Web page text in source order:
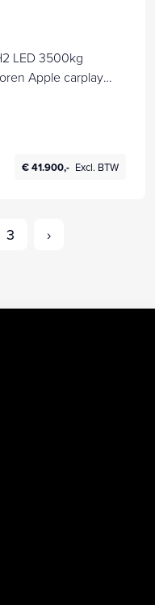
LED 3500kg
Apple carplay
€ 41.900,- Excl. BTW
3 ›